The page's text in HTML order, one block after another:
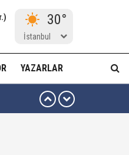
30°
İstanbul
YAZARLAR